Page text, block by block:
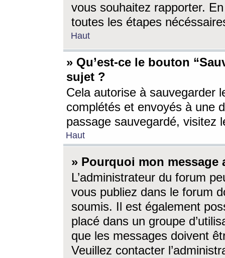
vous souhaitez rapporter.
toutes les étapes
Haut
» Qu’est-ce le bouton
sujet ?
Cela autorise à sauvegarder
complétés et envoyés à une
passage sauvegardé, visitez
Haut
» Pourquoi mon message
L’administrateur du forum
vous publiez dans le forum
soumis. Il est également
placé dans un groupe
que les messages doivent
Veuillez contacter